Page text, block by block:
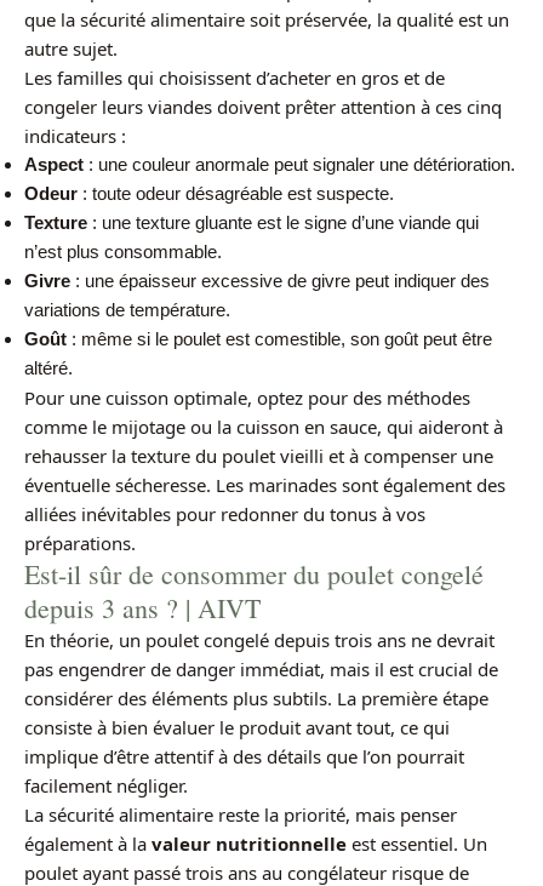
que la sécurité alimentaire soit préservée, la qualité est un
autre sujet.
Les familles qui choisissent d’acheter en gros et de
congeler leurs viandes doivent prêter attention à ces cinq
indicateurs :
Aspect : une couleur anormale peut signaler une détérioration.
Odeur : toute odeur désagréable est suspecte.
Texture : une texture gluante est le signe d’une viande qui
n’est plus consommable.
Givre : une épaisseur excessive de givre peut indiquer des
variations de température.
Goût : même si le poulet est comestible, son goût peut être
altéré.
Pour une cuisson optimale, optez pour des méthodes
comme le mijotage ou la cuisson en sauce, qui aideront à
rehausser la texture du poulet vieilli et à compenser une
éventuelle sécheresse. Les marinades sont également des
alliées inévitables pour redonner du tonus à vos
préparations.
Est-il sûr de consommer du poulet congelé
depuis 3 ans ? | AIVT
En théorie, un poulet congelé depuis trois ans ne devrait
pas engendrer de danger immédiat, mais il est crucial de
considérer des éléments plus subtils. La première étape
consiste à bien évaluer le produit avant tout, ce qui
implique d’être attentif à des détails que l’on pourrait
facilement négliger.
La sécurité alimentaire reste la priorité, mais penser
également à la valeur nutritionnelle est essentiel. Un
poulet ayant passé trois ans au congélateur risque de